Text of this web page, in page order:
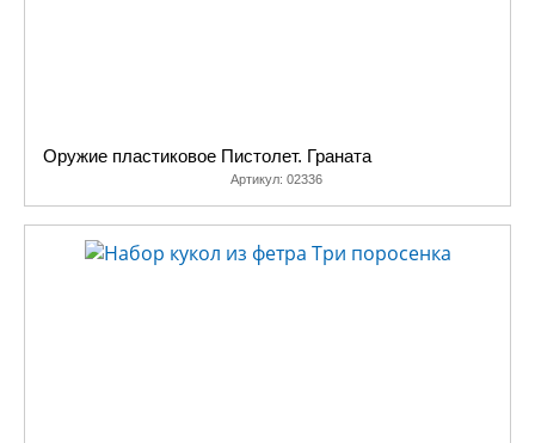
Оружие пластиковое Пистолет. Граната
Артикул: 02336